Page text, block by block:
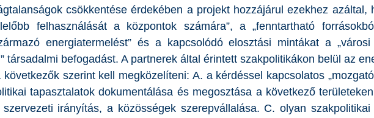
csökkentése érdekében a projekt hozzájárul ezekhez azáltal,
felhasználását a központok számára”, a „fenntartható
energiatermelést” és a kapcsolódó elosztási mintákat a
társadalmi befogadást. A partnerek által érintett szakpolitikákon belül az
szerint kell megközelíteni: A. a kérdéssel kapcsolatos
tapasztalatok dokumentálása és megosztása a következő
irányítás, a közösségek szerepvállalása. C. olyan